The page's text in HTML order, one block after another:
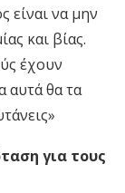
είναι να μην
και βίας.
έχουν
αυτά θα τα
για τους